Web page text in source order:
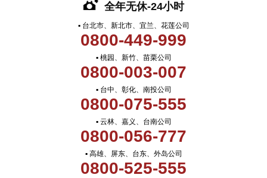
全年无休-24小时
▪ 台北市、新北市、宜兰、花莲公司
0800-449-999
▪ 桃园、新竹、苗栗公司
0800-003-007
▪ 台中、彰化、南投公司
0800-075-555
▪ 云林、嘉义、台南公司
0800-056-777
▪ 高雄、屏东、台东、外岛公司
0800-525-555